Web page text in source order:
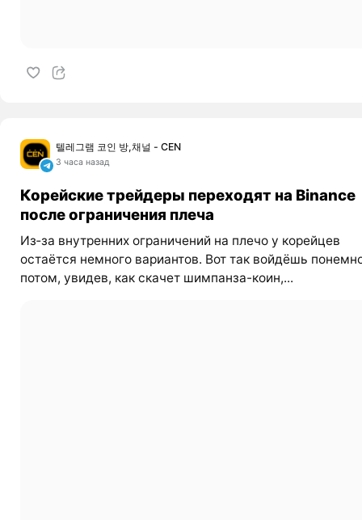
텔레그램 코인 방,채널 - CEN
3 часа назад
Корейские трейдеры переходят на Binance
после ограничения плеча
Из‑за внутренних ограничений на плечо у корейцев
остаётся немного вариантов. Вот так войдёшь
потом, увидев, как скачет шимпанза-коин,...